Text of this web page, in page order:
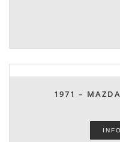
1971 –